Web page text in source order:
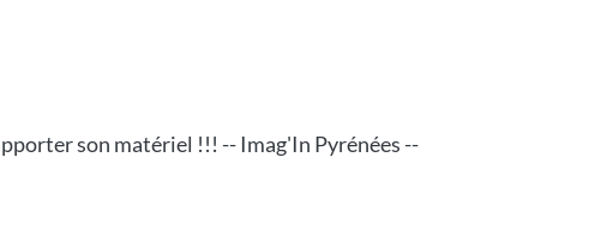
son matériel !!! -- Imag'In Pyrénées --